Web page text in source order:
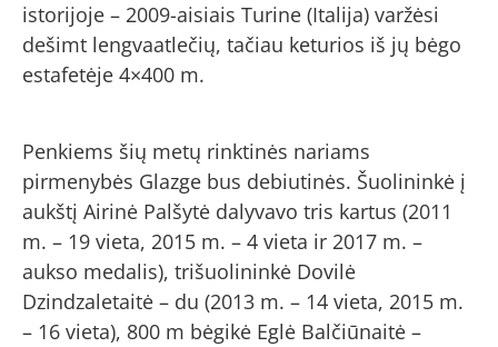
istorijoje – 2009-aisiais Turine (Italija) varžėsi
dešimt lengvaatlečių, tačiau keturios iš jų bėgo
estafetėje 4×400 m.
Penkiems šių metų rinktinės nariams
pirmenybės Glazge bus debiutinės. Šuolininkė į
aukštį Airinė Palšytė dalyvavo tris kartus (2011
m. – 19 vieta, 2015 m. – 4 vieta ir 2017 m. –
aukso medalis), trišuolininkė Dovilė
Dzindzaletaitė – du (2013 m. – 14 vieta, 2015 m.
– 16 vieta), 800 m bėgikė Eglė Balčiūnaitė –